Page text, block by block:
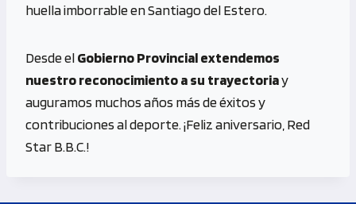
huella imborrable en Santiago del Estero.
Desde elGobierno Provincial extendemos
nuestro reconocimiento a su trayectoriay
auguramos muchos años más de éxitos y
contribuciones al deporte. ¡Feliz aniversario, Red
Star B.B.C.!